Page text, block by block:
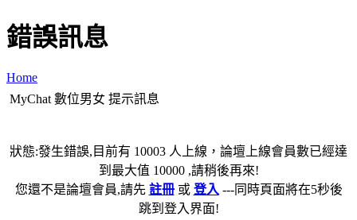
錯誤訊息
Home
MyChat 數位男女 提示訊息
狀態:發生錯誤,目前有 10003 人上線，論壇上線會員數已經達
到最大值 10000 ,請稍後再來!
您還不是論壇會員,請先 註冊或 登入 ---同時頁面將在5秒後
跳到登入界面!